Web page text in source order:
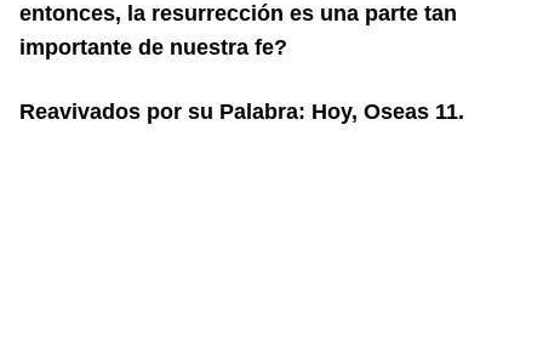
entonces, la resurrección es una parte tan
importante de nuestra fe?
Reavivados por su Palabra: Hoy, Oseas 11.